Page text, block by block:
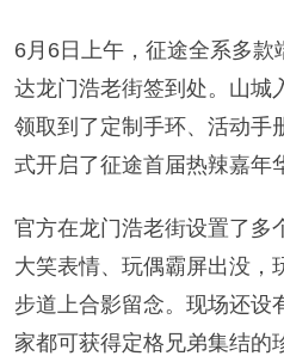
6月6日上午，征途全系多
达龙门浩老街签到处。山城
领取到了定制手环、活动手
式开启了征途首届热辣嘉年
官方在龙门浩老街设置了多
大笑表情、玩偶霸屏出没，
步道上合影留念。现场还设
家都可获得定格兄弟集结的